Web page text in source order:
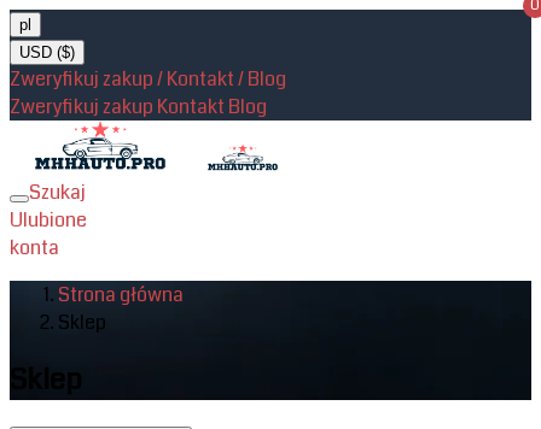
pl
USD ($)
Zweryfikuj zakup / Kontakt / Blog
Zweryfikuj zakup Kontakt Blog
Toggle
navigation
Szukaj
Ulubione
konta
0
Strona główna
Sklep
Sklep